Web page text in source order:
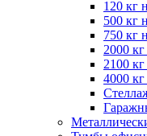
120 кг
500 кг
750 кг
2000
2100
4000